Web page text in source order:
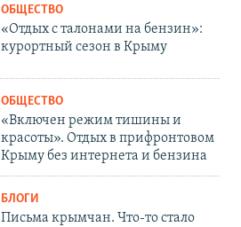
ОБЩЕСТВО
«Отдых с талонами на бензин»:
курортный сезон в Крыму
ОБЩЕСТВО
«Включен режим тишины и
красоты». Отдых в прифронтовом
Крыму без интернета и бензина
БЛОГИ
Письма крымчан. Что-то стало